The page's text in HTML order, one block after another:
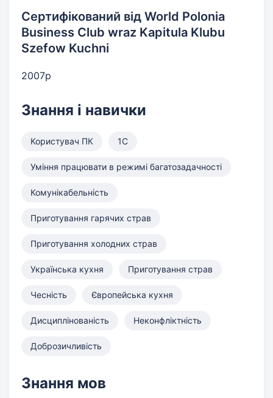
Сертифікований від World Polonia
Business Club wraz Kapitula Klubu
Szefow Kuchni
2007р
Знання і навички
Користувач ПК 1С
Уміння працювати в режимі багатозадачності
Комунікабельність
Приготування гарячих страв
Приготування холодних страв
Українська кухня Приготування страв
Чесність Європейська кухня
Дисциплінованість Неконфліктність
Доброзичливість
Знання мов